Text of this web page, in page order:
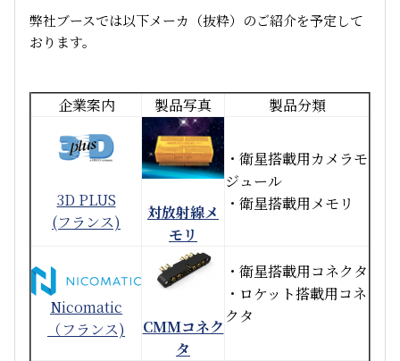
弊社ブースでは以下メーカ（抜粋）のご紹介を予定して
おります。
企業案内 製品写真 製品分類
3D PLUS
(フランス)
対放射線メ
モリ
・衛星搭載用カメラモ
ジュール
・衛星搭載用メモリ
Nicomatic
（フランス)
CMMコネク
タ
・衛星搭載用コネクタ
・ロケット搭載用コネ
クタ